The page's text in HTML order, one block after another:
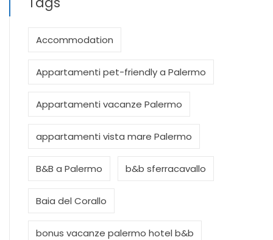
Accommodation
Appartamenti pet-friendly a Palermo
Appartamenti vacanze Palermo
appartamenti vista mare Palermo
B&B a Palermo b&b sferracavallo
Baia del Corallo
bonus vacanze palermo hotel b&b